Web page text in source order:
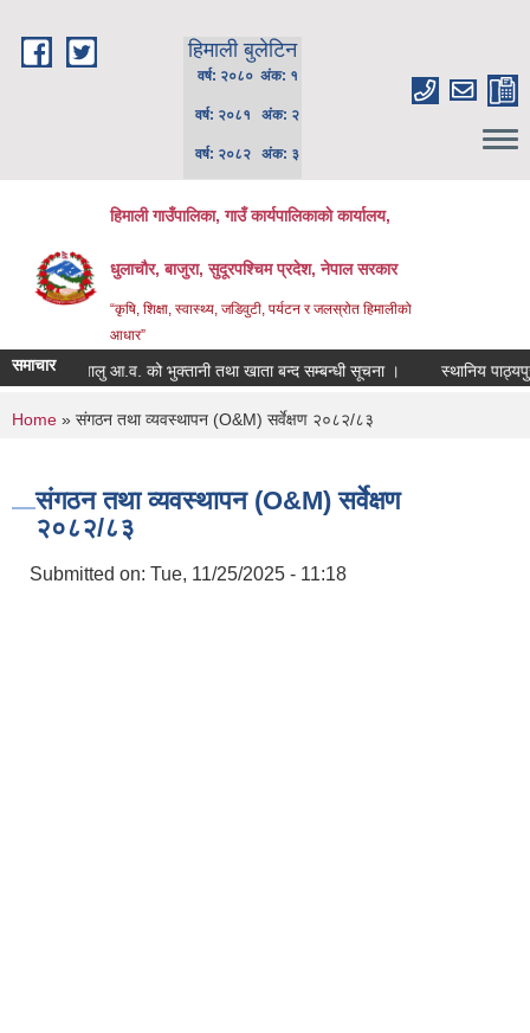
हिमाली बुलेटिन
वर्ष: २०८० अंक: १
वर्ष: २०८१ अंक: २
वर्ष: २०८२ अंक: ३
हिमाली गाउँपालिका, गाउँ कार्यपालिकाकाे कार्यालय,
धुलाचौर, बाजुरा, सुदूरपश्चिम प्रदेश, नेपाल सरकार
“कृषि, शिक्षा, स्वास्थ्य, जडिवुटी, पर्यटन र जलस्रोत हिमालीको
आधार”
समाचारचालु आ.व. को भुक्तानी तथा खाता बन्द सम्बन्धी सूचना । स्थानिय
You are here
Home » संगठन तथा व्यवस्थापन (O&M) सर्वेक्षण २०८२/८३
संगठन तथा व्यवस्थापन (O&M) सर्वेक्षण
२०८२/८३
Submitted on: Tue, 11/25/2025 - 11:18